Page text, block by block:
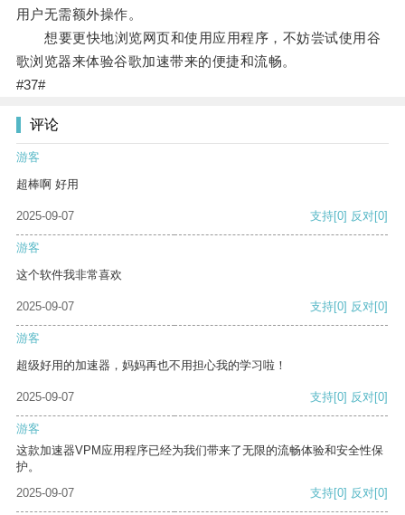
用户无需额外操作。
想要更快地浏览网页和使用应用程序，不妨尝试使用谷
歌浏览器来体验谷歌加速带来的便捷和流畅。
#37#
评论
游客
超棒啊 好用
2025-09-07 支持[0] 反对[0]
游客
这个软件我非常喜欢
2025-09-07 支持[0] 反对[0]
游客
超级好用的加速器，妈妈再也不用担心我的学习啦！
2025-09-07 支持[0] 反对[0]
游客
这款加速器VPM应用程序已经为我们带来了无限的流畅体验和安全性保
护。
2025-09-07
支持[0] 反对[0]